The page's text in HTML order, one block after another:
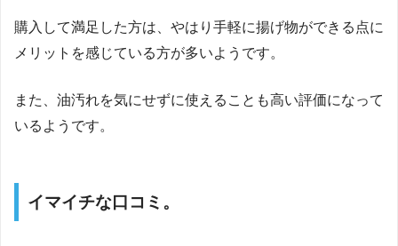
購入して満足した方は、やはり手軽に揚げ物ができる点に
メリットを感じている方が多いようです。
また、油汚れを気にせずに使えることも高い評価になって
いるようです。
イマイチな口コミ。